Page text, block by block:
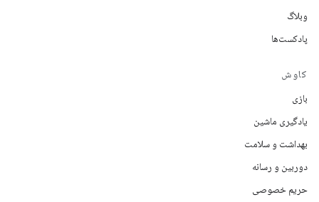
وبلاگ
پادکست‌ها
کاوش
بازی
یادگیری ماشین
بهداشت و سلامت
دوربین و رسانه
حریم خصوصی